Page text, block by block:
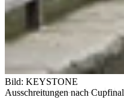
Bild: KEYSTONE
Ausschreitungen nach Cupfinal